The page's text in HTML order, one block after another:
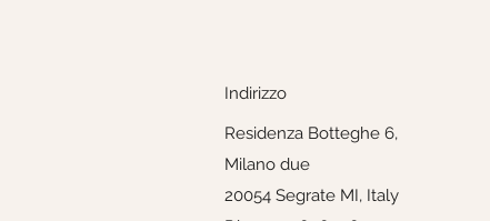
Indirizzo
Residenza Botteghe 6,
Milano due
20054 Segrate MI, Italy